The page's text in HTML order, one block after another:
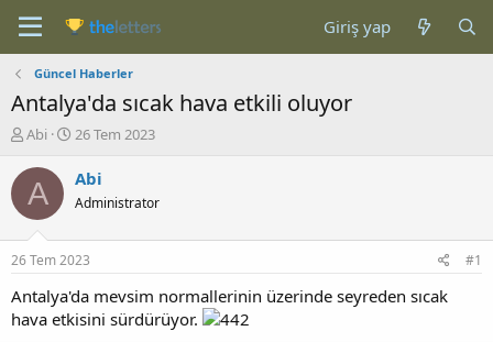
Giriş yap
Güncel Haberler
Antalya'da sıcak hava etkili oluyor
K
n
b
u
u
b
a
l
Abi
B
ş
a
g
ı
ç
t
a
26 Tem 2023
A Abi
Administrator
26 Tem 2023 #1
Antalya'da mevsim normallerinin üzerinde seyreden sıcak
hava etkisini sürdürüyor.